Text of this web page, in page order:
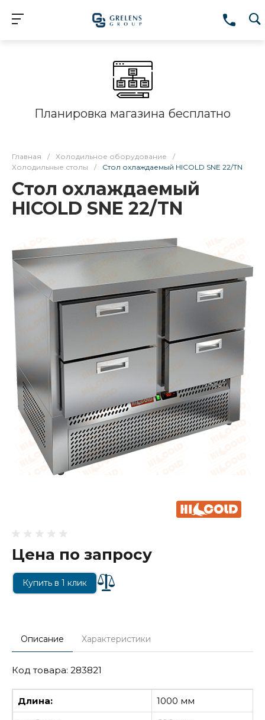
Планировка магазина бесплатно
Главная / Холодильное оборудование
/
Холодильные столы
/ Стол охлаждаемый HICOLD SNE 22/TN
Стол охлаждаемый
HICOLD SNE 22/TN
Цена по запросу
Купить в 1 клик
Описание Характеристики
Код товара: 283821
Длина:
1000 мм